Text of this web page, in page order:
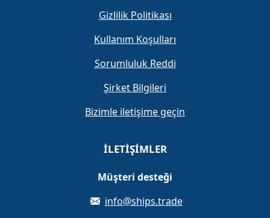
Gizlilik Politikası
Kullanım Koşulları
Sorumluluk Reddi
Şirket Bilgileri
Bizimle iletişime geçin
İLETIŞIMLER
Müşteri desteği
info@ships.trade